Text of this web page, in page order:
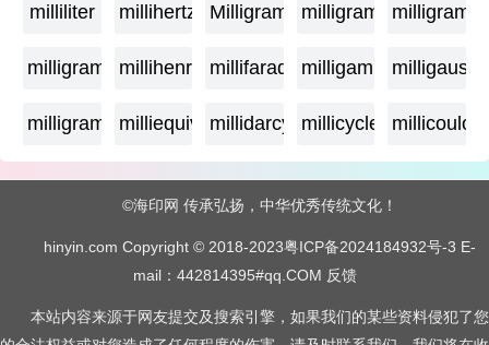
milliliter millihertz Milligramagemilligrame
milligrammemillihenry millifarad milligammamilligauss
milligram milliequivalentmillidarcy millicycle
©海印网 传承弘扬，中华优秀传统文化！
hinyin.com Copyright © 2018-2023粤ICP备2024184932号-3 E-
mail：442814395#qq.COM 反馈
本站内容来源于网友提交及搜索引擎，如果我们的某些资料侵犯了您